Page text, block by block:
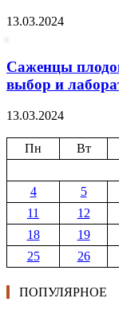
13.03.2024
Саженцы
выбор и
13.03.2024
Пн
Вт
4
5
11
12
18
19
25
26
ПОПУЛЯРНОЕ